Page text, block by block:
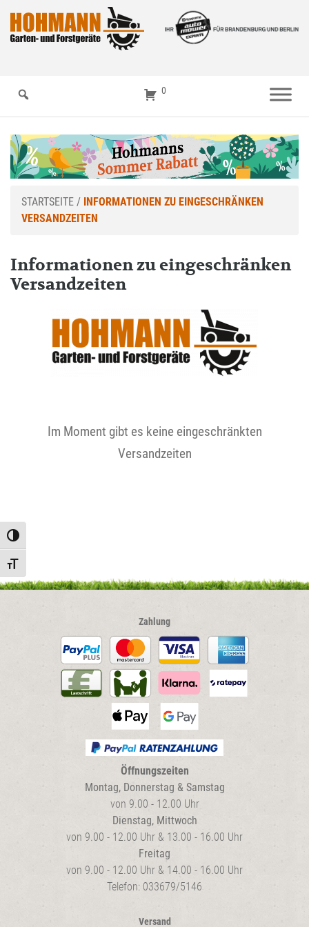
Toggle High Contrast
Toggle Font size
0
STARTSEITE / INFORMATIONEN ZU EINGESCHRÄNKEN
VERSANDZEITEN
Informationen zu eingeschränken
Versandzeiten
Im Moment gibt es keine eingeschränkten
Versandzeiten
Zahlung
Öffnungszeiten
Montag, Donnerstag & Samstag
von 9.00 - 12.00 Uhr
Dienstag, Mittwoch
von 9.00 - 12.00 Uhr & 13.00 - 16.00 Uhr
Freitag
von 9.00 - 12.00 Uhr & 14.00 - 16.00 Uhr
Telefon: 033679/5146
Versand